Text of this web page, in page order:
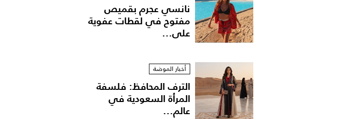
نانسي عجرم بقميص
مفتوح في لقطات عفوية
على...
أخبار الموضة
الترف المحافظ: فلسفة
المرأة السعودية في
عالم...